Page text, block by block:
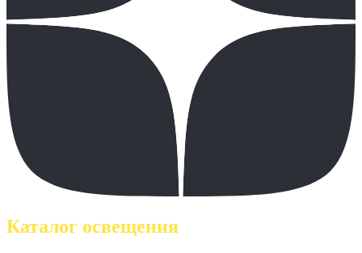
Каталог освещения